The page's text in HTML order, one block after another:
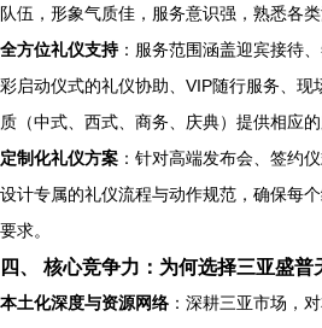
队伍，形象气质佳，服务意识强，熟悉各类
全方位礼仪支持：服务范围涵盖迎宾接待
彩启动仪式的礼仪协助、VIP随行服务、现
质（中式、西式、商务、庆典）提供相应的
定制化礼仪方案 ：针对高端发布会、签约
设计专属的礼仪流程与动作规范，确保每
要求。
四、 核心竞争力：为何选择三亚盛普
本土化深度与资源网络 ：深耕三亚市场，